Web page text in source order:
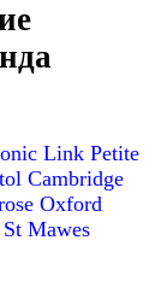
Link Petite
Cambridge
Oxford
St Mawes